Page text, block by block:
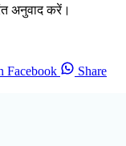
अनुवाद करें।
Facebook
Share